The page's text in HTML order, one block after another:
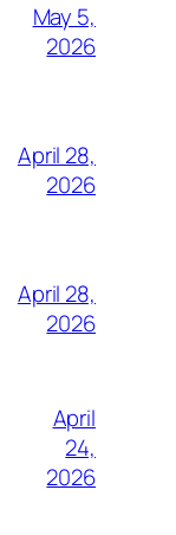
May 5,
2026
April 28,
2026
April 28,
2026
April
24,
2026